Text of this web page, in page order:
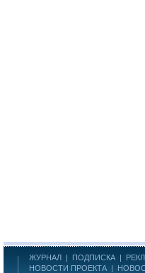
ЖУРНАЛ | ПОДПИСКА |
НОВОСТИ ПРОЕКТА |